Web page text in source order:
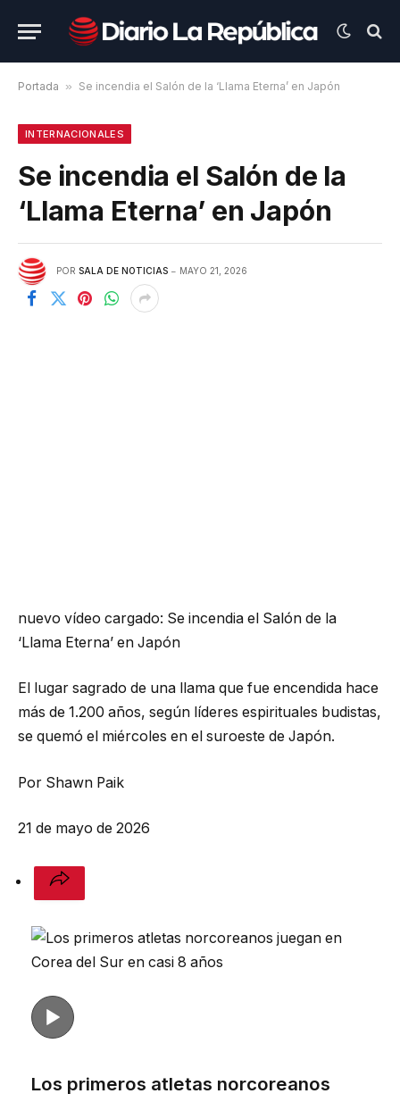
Portada » Se incendia el Salón de la ‘Llama Eterna’ en Japón
INTERNACIONALES
Se incendia el Salón de la
‘Llama Eterna’ en Japón
POR SALA DE NOTICIAS MAYO 21, 2026
nuevo vídeo cargado: Se incendia el Salón de la
‘Llama Eterna’ en Japón
El lugar sagrado de una llama que fue encendida hace
más de 1.200 años, según líderes espirituales budistas,
se quemó el miércoles en el suroeste de Japón.
Por Shawn Paik
21 de mayo de 2026
Los primeros atletas norcoreanos